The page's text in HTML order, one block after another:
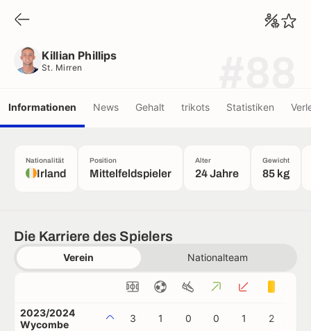
Killian Phillips
St. Mirren
Informationen News Gehalt trikots Statistiken
Nationalität
Irland
Position
Mittelfeldspieler
Alter
24 Jahre
Gewicht
85 kg
Die Karriere des Spielers
Verein Nationalteam
2023/2024
Wycombe
3 1 0 0 1 2